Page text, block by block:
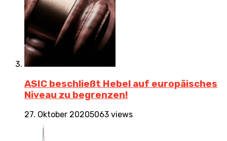
ASIC beschließt Hebel auf europäisches
Niveau zu begrenzen!
27. Oktober 20205063 views